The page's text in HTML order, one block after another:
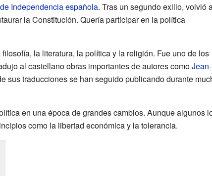
Independencia española. Tras un segundo exilio, volvió
la Constitución. Quería participar en la política
la literatura, la política y la religión. Fue uno de los
al castellano obras importantes de autores comoJean-
sus traducciones se han seguido publicando durante
en una época de grandes cambios. Aunque algunos
como la libertad económica y la tolerancia.